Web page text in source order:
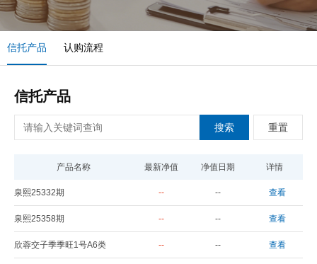
信托产品 认购流程
信托产品
搜索 重置
产品名称 最新净值 净值日期 详情
泉熙25332期 -- -- 查看
泉熙25358期 -- -- 查看
欣蓉交子季季旺1号A6类 -- -- 查看